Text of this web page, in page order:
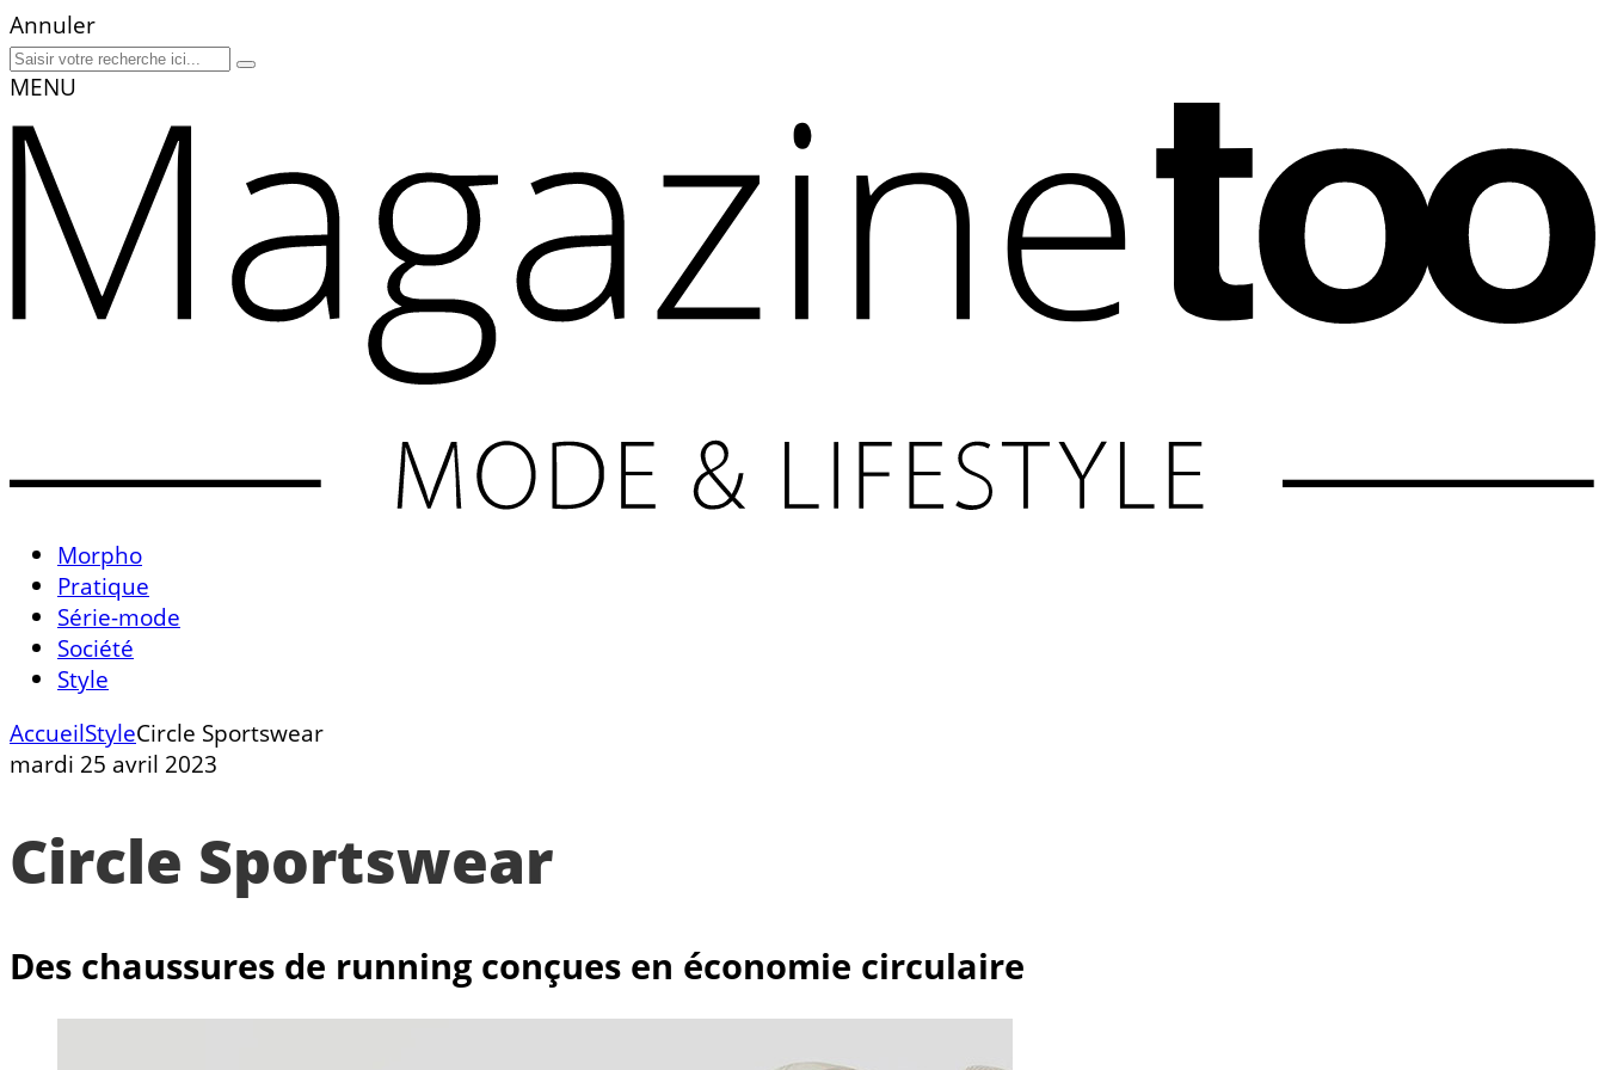
Annuler
MENU
Morpho
Pratique
Série-mode
Société
Style
AccueilStyleCircle Sportswear
mardi 25 avril 2023
Circle Sportswear
Des chaussures de running conçues en économie circulaire